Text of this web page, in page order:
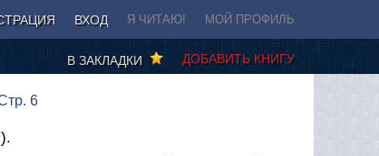
ВХОД Я ЧИТАЮ! МОЙ ПРОФИЛЬ
ДОБАВИТЬ КНИГУ
В ЗАКЛАДКИ
6